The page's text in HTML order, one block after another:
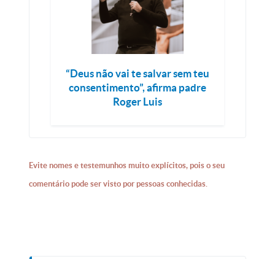
“Deus não vai te salvar sem teu
consentimento”, afirma padre
Roger Luis
Evite nomes e testemunhos muito explícitos, pois o seu
comentário pode ser visto por pessoas conhecidas.